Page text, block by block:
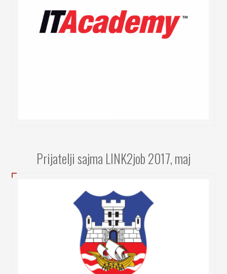
Prijatelji sajma LINK2job 2017, maj